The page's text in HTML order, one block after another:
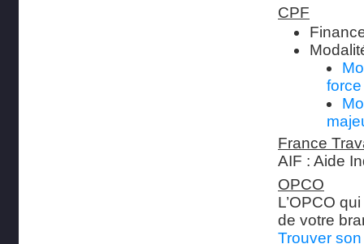
CPF
France
AIF : Aide
OPCO
L’OPCO
de votre
Trouver